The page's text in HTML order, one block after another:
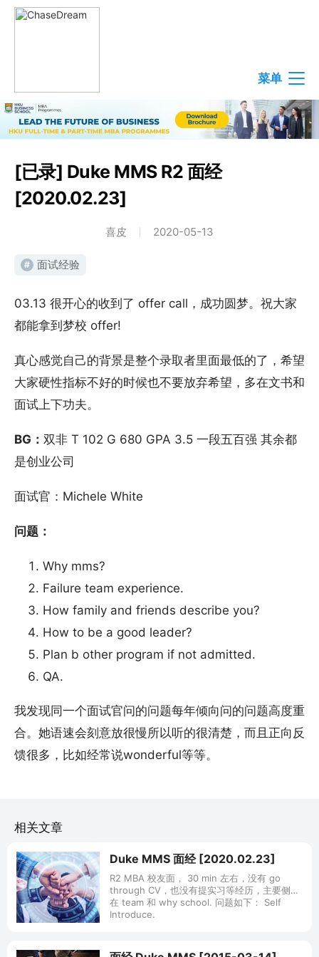
菜单
[已录] Duke MMS R2 面经
[2020.02.23]
喜皮 2020-05-13
# 面试经验
03.13 很开心的收到了 offer call，成功圆梦。祝大家
都能拿到梦校 offer!
真心感觉自己的背景是整个录取者里面最低的了，希望
大家硬性指标不好的时候也不要放弃希望，多在文书和
面试上下功夫。
BG： 双非 T 102 G 680 GPA 3.5 一段五百强 其余都
是创业公司
面试官：Michele White
问题：
Why mms?
Failure team experience.
How family and friends describe you?
How to be a good leader?
Plan b other program if not admitted.
QA.
我发现同一个面试官问的问题每年倾向问的问题高度重
合。她语速会刻意放很慢所以听的很清楚，而且正向反
馈很多，比如经常说wonderful等等。
相关文章
Duke MMS 面经 [2020.02.23]
R2 MBA 校友面， 30 min 左右，没有 go
through CV，也没有提实习等经历，主要侧重
在 team 和 why school. 问题如下： Self
Introduce.